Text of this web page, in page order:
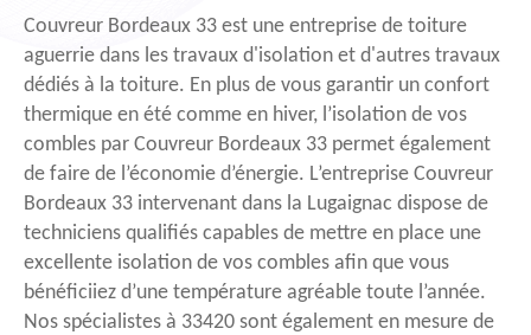
Couvreur Bordeaux 33 est une entreprise de toiture
aguerrie dans les travaux d'isolation et d'autres travaux
dédiés à la toiture. En plus de vous garantir un confort
thermique en été comme en hiver, l’isolation de vos
combles par Couvreur Bordeaux 33 permet également
de faire de l’économie d’énergie. L’entreprise Couvreur
Bordeaux 33 intervenant dans la Lugaignac dispose de
techniciens qualifiés capables de mettre en place une
excellente isolation de vos combles afin que vous
bénéficiiez d’une température agréable toute l’année.
Nos spécialistes à 33420 sont également en mesure de